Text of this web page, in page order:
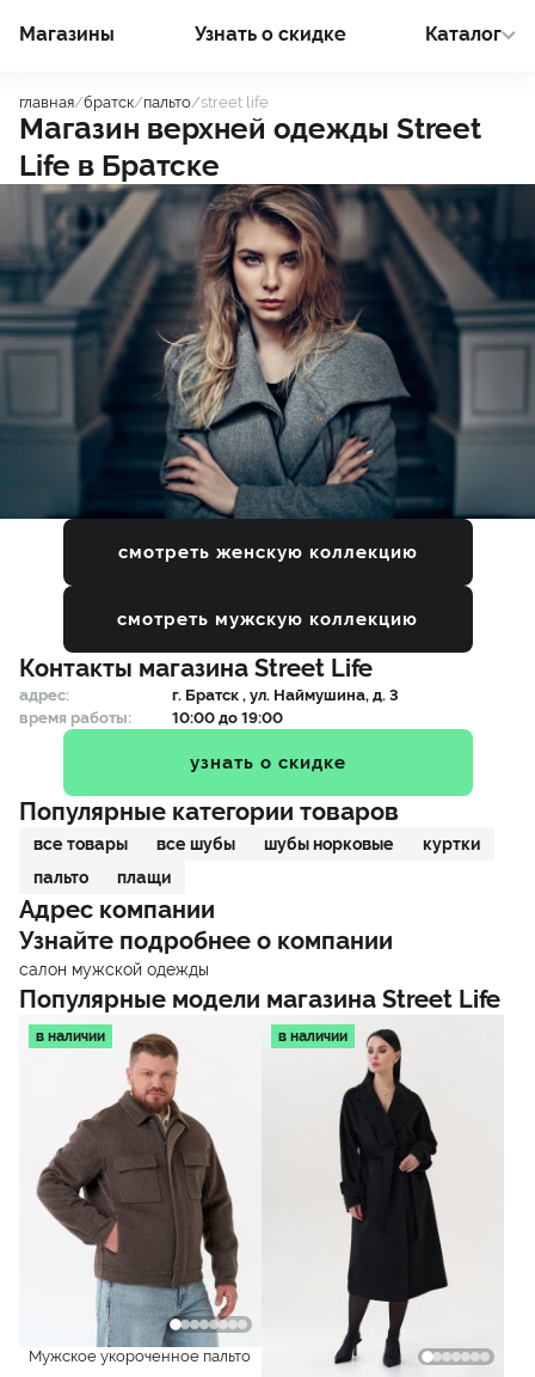
Магазины Узнать о cкидке Каталог
главная/братск/пальто/street life
Магазин верхней одежды Street
Life в Братске
смотреть женскую коллекцию
смотреть мужскую коллекцию
Контакты магазина Street Life
адрес: г. Братск , ул. Наймушина, д. 3
время работы:
10:00 до 19:00
узнать о скидке
Популярные категории товаров
все товары все шубы шубы норковые
куртки
пальто
плащи
Адрес компании
Узнайте подробнее о компании
салон мужской одежды
Популярные модели магазина Street Life
в наличии
Мужское укороченное пальто
в наличии